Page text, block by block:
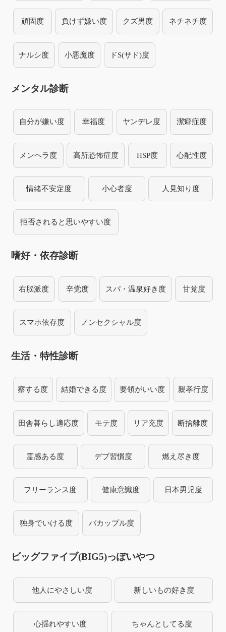
頑固度 負けず嫌い度 クズ男度 ネチネチ度
ナルシ度 小悪魔度 ドS(サド)度
メンタル診断
自分が嫌い度 幸福度 ヤンデレ度 潔癖症度
メンヘラ度 高所恐怖症度 HSP度 心配性度
情緒不安定度 小心者度 人見知り度
拒否されると思いやすい度
嗜好・依存診断
右脳派度 辛党度 スパ・温泉好き度 甘党度
スマホ依存度 ノンセクシャル度
生活・特性診断
察する度 結婚できる度 要領がいい度 親孝行度
田舎暮らし適応度 モテ度 リア充度 断捨離度
霊感ある度 デブ習慣度 燃え尽き度
フリーランス度 健康意識度 日本男児度
独身でいける度 バカップル度
ビッグファイブ(BIG5)っぽいやつ
他人にやさしい度 新しいもの好き度
心揺れやすい度 ちゃんとしてる度